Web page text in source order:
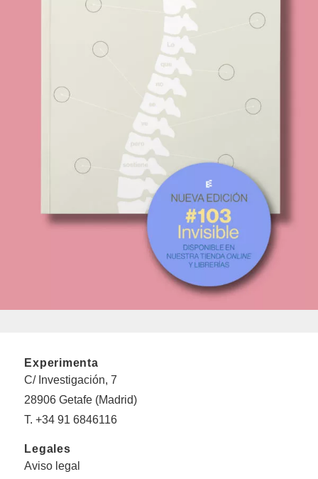
Experimenta
C/ Investigación, 7
28906 Getafe (Madrid)
T. +34 91 6846116
Legales
Aviso legal